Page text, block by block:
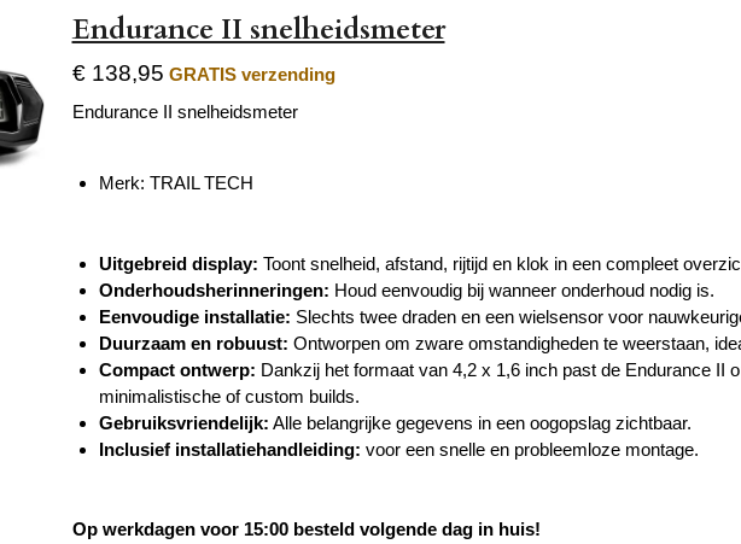
Endurance II snelheidsmeter
€ 138,95 GRATIS verzending
Endurance II snelheidsmeter
Merk: TRAIL TECH
Uitgebreid display: Toont snelheid, afstand, rijtijd en klok in een compleet
Onderhoudsherinneringen: Houd eenvoudig bij wanneer onderhoud nodig is.
Eenvoudige installatie: Slechts twee draden en een wielsensor voor
Duurzaam en robuust: Ontworpen om zware omstandigheden te weerstaan,
Compact ontwerp: Dankzij het formaat van 4,2 x 1,6 inch past de Endurance II
minimalistische of custom builds.
Gebruiksvriendelijk: Alle belangrijke gegevens in een oogopslag zichtbaar.
Inclusief installatiehandleiding: voor een snelle en probleemloze montage.
Op werkdagen voor 15:00 besteld volgende dag in huis!